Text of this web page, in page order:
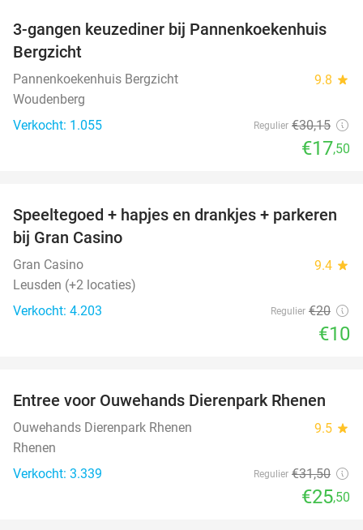
42%
3-gangen keuzediner bij Pannenkoekenhuis
Bergzicht
Pannenkoekenhuis Bergzicht 9.8 star
Woudenberg
Verkocht: 1.055
Regulier €30,15
€17,50
50%
Speeltegoed + hapjes en drankjes + parkeren
bij Gran Casino
Gran Casino 9.4 star
Leusden (+2 locaties)
Verkocht: 4.203
Regulier €20
€10
19%
Entree voor Ouwehands Dierenpark Rhenen
Ouwehands Dierenpark Rhenen 9.5 star
Rhenen
Verkocht: 3.339
Regulier €31,50
€25,50